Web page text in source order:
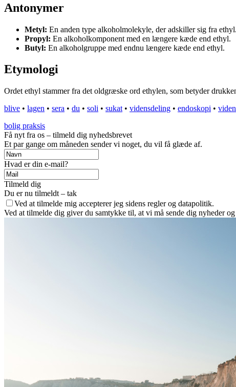
Antonymer
Metyl: En anden type alkoholmolekyle, der adskiller sig fra ethyl.
Propyl: En alkoholkomponent med en længere kæde end ethyl.
Butyl: En alkoholgruppe med endnu længere kæde end ethyl.
Etymologi
Ordet ethyl stammer fra det oldgræske ord ethylen, som betyder
blive • lagen • sera • du • soli • sukat • vidensdeling • endoskopi •
bolig praksis
Få nyt fra os – tilmeld dig nyhedsbrevet
Et par gange om måneden sender vi noget, du vil få glæde af.
Hvad er din e-mail?
Tilmeld dig
Du er nu tilmeldt – tak
Ved at tilmelde mig accepterer jeg sidens regler og datapolitik.
Ved at tilmelde dig giver du samtykke til, at vi må sende dig nyheder